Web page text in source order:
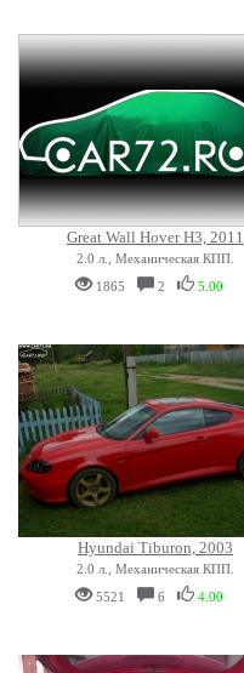
Great Wall Hover H3, 2011
2.0 л., Механическая КПП.
1865
2 5.00
Hyundai Tiburon, 2003
2.0 л., Механическая КПП.
5521
6 4.00